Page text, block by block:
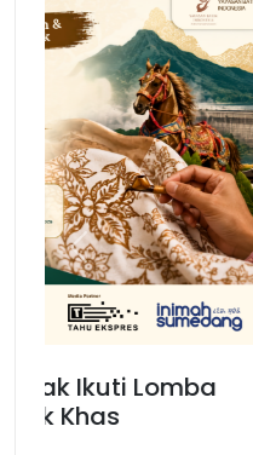
Karnaval
Kembali Spirit
Previous